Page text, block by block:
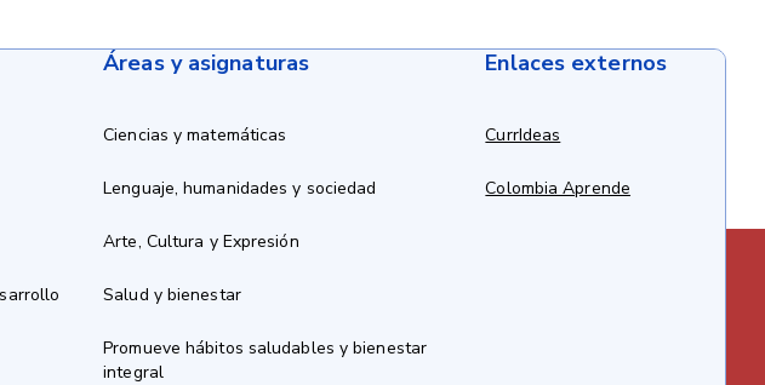
Áreas y asignaturas
Ciencias y matemáticas
Lenguaje, humanidades y sociedad
Arte, Cultura y Expresión
Salud y bienestar
Promueve hábitos saludables y bienestar
integral
Enlaces externos
CurrIdeas
Colombia Aprende